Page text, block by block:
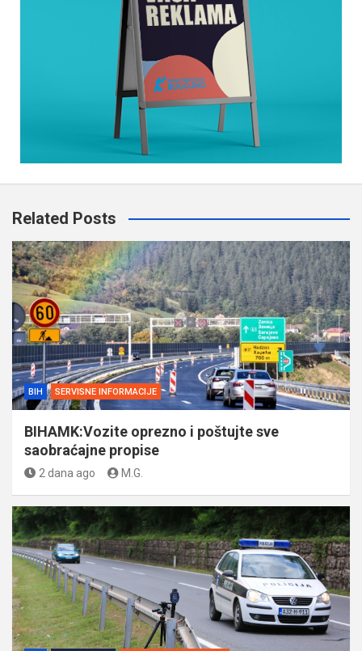
Related Posts
BIH SERVISNE INFORMACIJE
BIHAMK:Vozite oprezno i poštujte sve
saobraćajne propise
2 dana ago M.G.